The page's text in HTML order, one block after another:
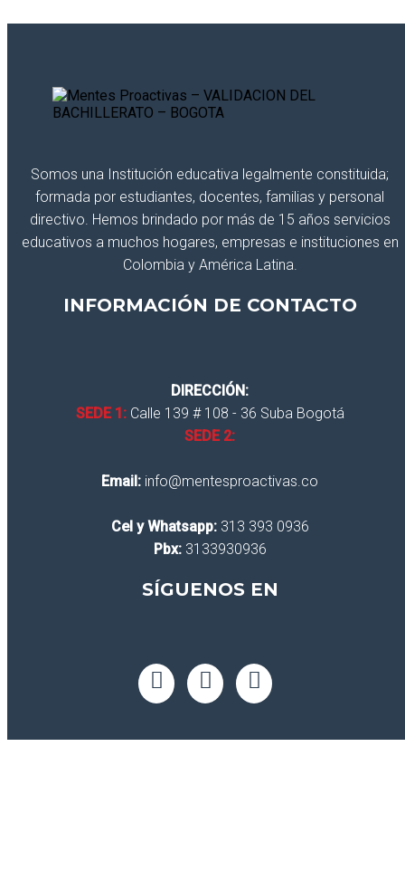
Somos una Institución educativa legalmente constituida;
formada por estudiantes, docentes, familias y personal
directivo. Hemos brindado por más de 15 años servicios
educativos a muchos hogares, empresas e instituciones en
Colombia y América Latina.
INFORMACIÓN DE CONTACTO
DIRECCIÓN:
SEDE 1:Calle 139 # 108 - 36 Suba Bogotá
SEDE 2:
Email: info@mentesproactivas.co
Cel y Whatsapp:313 393 0936
Pbx:3133930936
SÍGUENOS EN